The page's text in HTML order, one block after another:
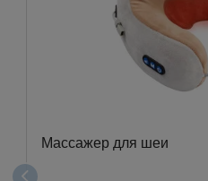
Массажер для шеи